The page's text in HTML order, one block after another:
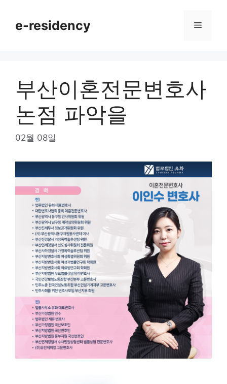
contente-residency Menu
부산이혼전문변호사
논점 파악을
02월 08일